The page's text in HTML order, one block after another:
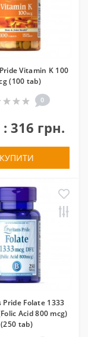
Vitamin K 100
(100 tab)
0
: 316 грн.
КУПИТИ
Folate 1333
Acid 800 mcg)
(250 tab)